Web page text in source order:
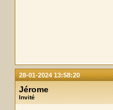
28-01-2024 13:58:20
Jérome
Invité